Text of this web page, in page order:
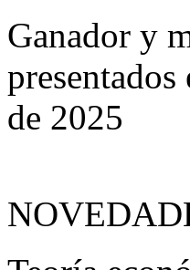
Ganador y
de 2025